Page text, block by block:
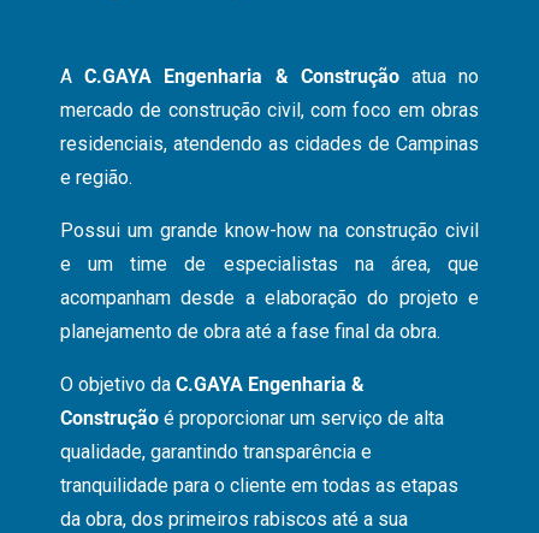
AC.GAYA Engenharia & Construçãoatua no
mercado de construção civil, com foco em obras
residenciais, atendendo as cidades de Campinas
e região.
Possui um grande know-how na construção civil
e um time de especialistas na área, que
acompanham desde a elaboração do projeto e
planejamento de obra até a fase final da obra.
O objetivo da C.GAYA Engenharia &
Construção é proporcionar um serviço de alta
qualidade, garantindo transparência e
tranquilidade para o cliente em todas as etapas
da obra, dos primeiros rabiscos até a sua